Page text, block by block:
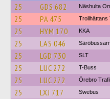
25 GDS 682 Näshulta
25 PA 475 Trollhättans
25 HYM 170 KKA
25 LAS 046
25 LGD 730 SLT
25 LUC 272 T-Buss
25 LUC 272 Örebro
25 LXJ 717 Swebus